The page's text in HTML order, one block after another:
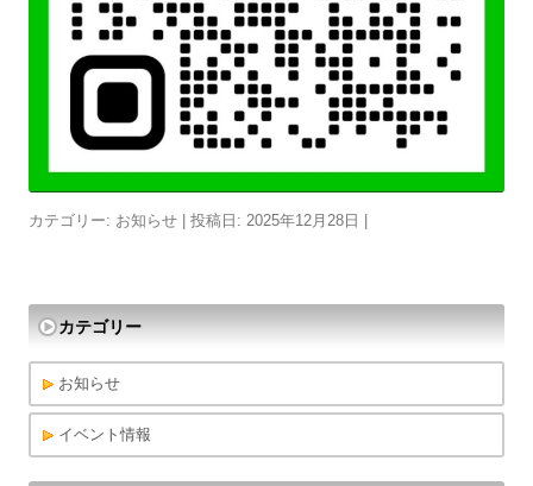
カテゴリー: お知らせ | 投稿日: 2025年12月28日 |
カテゴリー
お知らせ
イベント情報